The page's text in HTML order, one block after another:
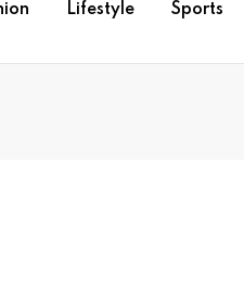
Lifestyle Sports